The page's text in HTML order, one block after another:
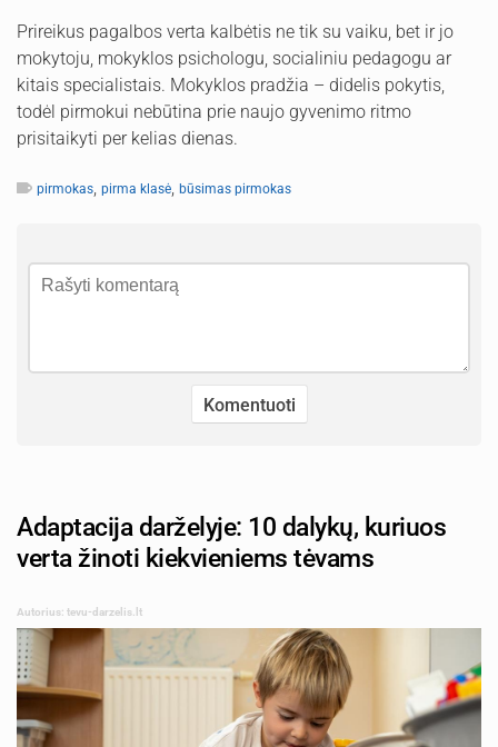
Prireikus pagalbos verta kalbėtis ne tik su vaiku, bet ir jo
mokytoju, mokyklos psichologu, socialiniu pedagogu ar
kitais specialistais. Mokyklos pradžia – didelis pokytis,
todėl pirmokui nebūtina prie naujo gyvenimo ritmo
prisitaikyti per kelias dienas.
pirmokas, pirma klasė, būsimas pirmokas
Adaptacija darželyje: 10 dalykų, kuriuos
verta žinoti kiekvieniems tėvams
Autorius: tevu-darzelis.lt